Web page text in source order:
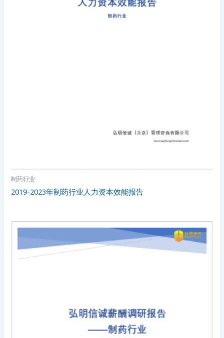
制药行业
2019-2023年制药行业人力资本效能报告